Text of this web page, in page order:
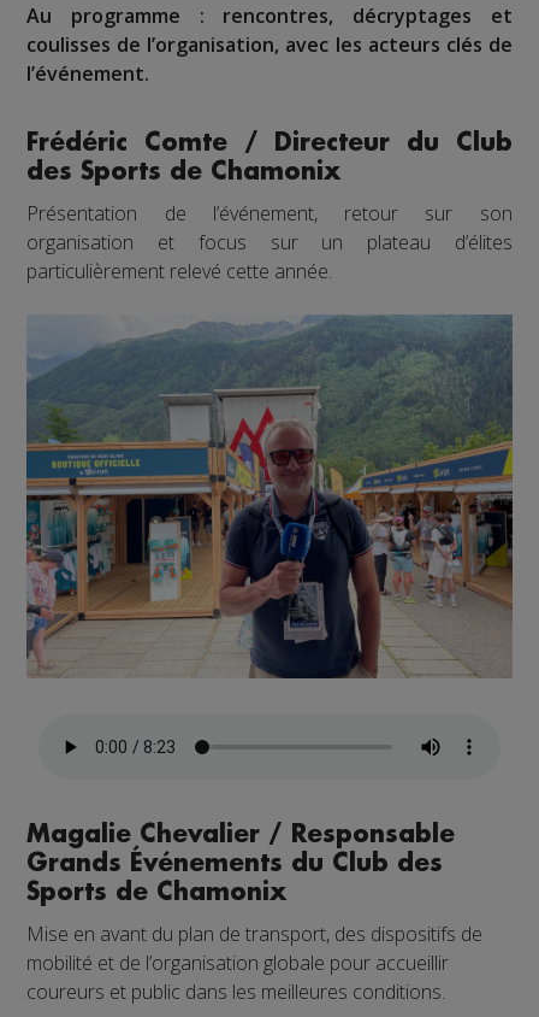
Au programme : rencontres, décryptages et
coulisses de l’organisation, avec les acteurs clés de
l’événement.
Frédéric Comte / Directeur du Club
des Sports de Chamonix
Présentation de l’événement, retour sur son
organisation et focus sur un plateau d’élites
particulièrement relevé cette année.
Magalie Chevalier / Responsable
Grands Événements du Club des
Sports de Chamonix
Mise en avant du plan de transport, des dispositifs de
mobilité et de l’organisation globale pour accueillir
coureurs et public dans les meilleures conditions.